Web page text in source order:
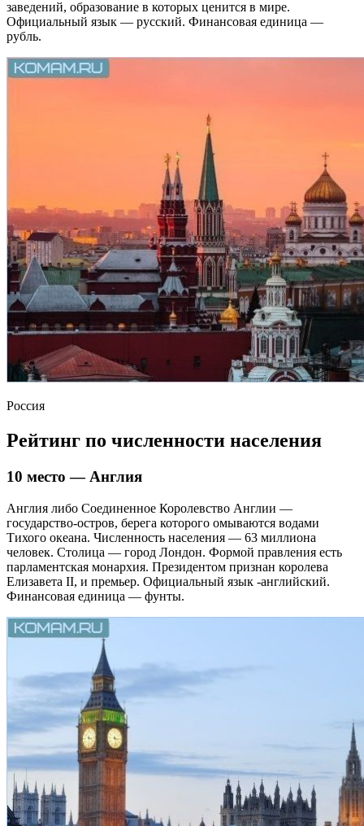
заведений, образование в которых ценится в мире.
Официальный язык — русский. Финансовая единица —
рубль.
Россия
Рейтинг по численности населения
10 место — Англия
Англия либо Соединенное Королевство Англии —
государство-остров, берега которого омываются водами
Тихого океана. Численность населения — 63 миллиона
человек. Столица — город Лондон. Формой правления есть
парламентская монархия. Президентом признан королева
Елизавета II, и премьер. Официальный язык -английский.
Финансовая единица — фунты.